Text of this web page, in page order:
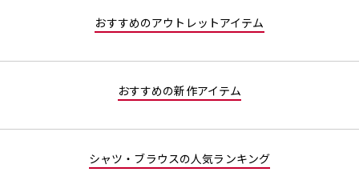
おすすめのアウトレットアイテム
おすすめの新作アイテム
シャツ・ブラウスの人気ランキング